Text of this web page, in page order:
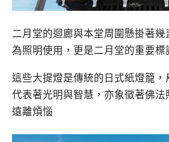
二月堂的迴廊與本堂周圍懸掛著
為照明使用，更是二月堂的重要標
這些大提燈是傳統的日式紙燈籠，
代表著光明與智慧，亦象徵著佛
遠離煩惱